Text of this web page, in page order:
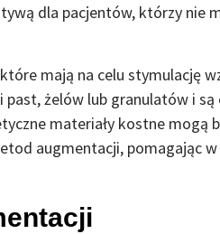
dla pacjentów, którzy nie
mają na celu stymulację
żelów lub granulatów i
materiały kostne mogą
augmentacji, pomagając